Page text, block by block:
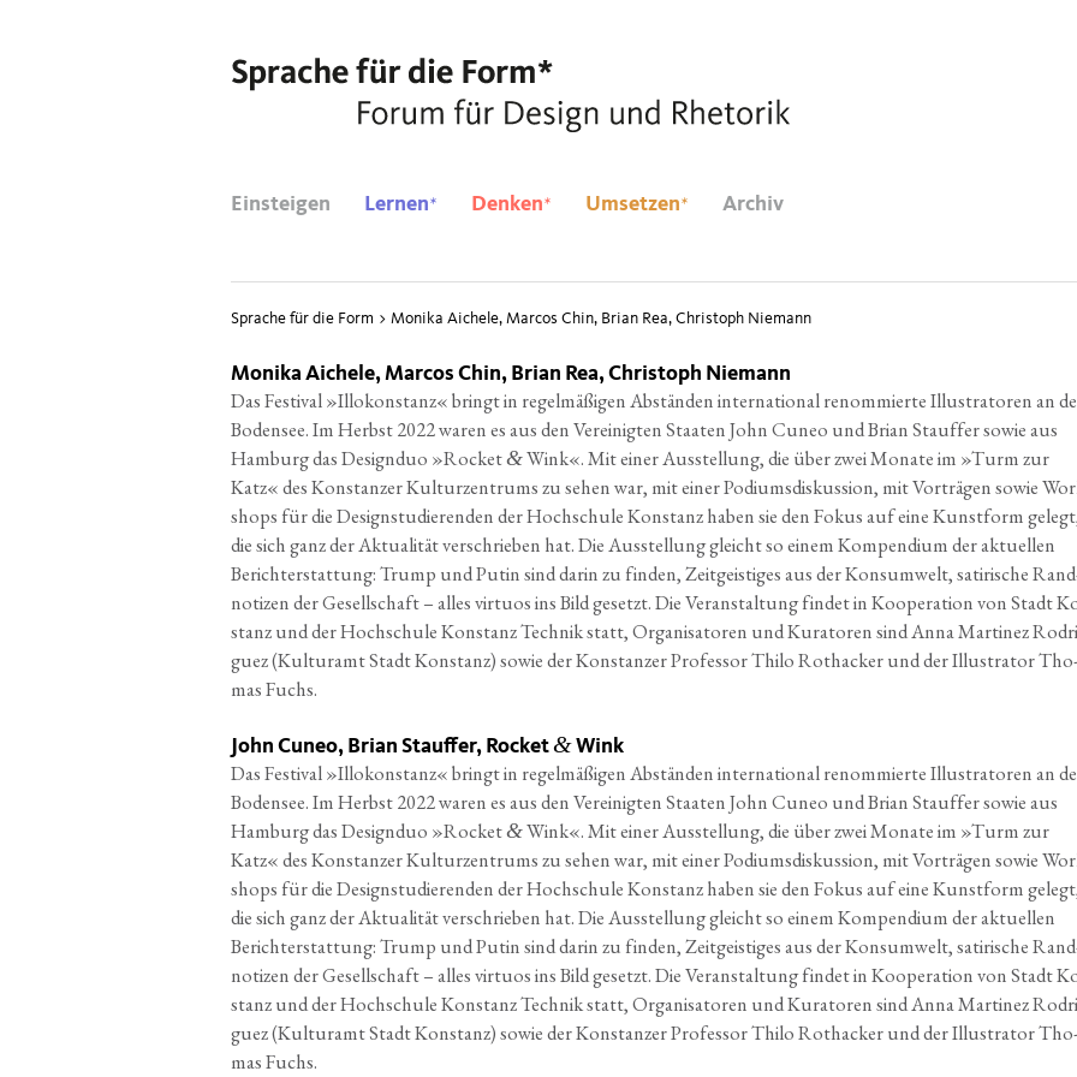
Einsteigen Lernen* Denken* Umsetzen* Archiv
Sprache für die Form > Monika Aichele, Marcos Chin, Brian Rea, Christoph Niemann
Monika Aichele, Marcos Chin, Brian Rea, Christoph Niemann
Das Fes­ti­val »Illo­kon­stanz« bringt in regel­mä­ßi­gen Abstän­den inter­na­tio­nalrenom­mier­te Illus­tra­to­ren an
Boden­see.Im Herbst 2022 waren es aus den Ver­ei­nig­tenStaa­ten John Cuneo und Bri­an Stauf­fer sowieaus
Ham­burg das Design­duo »Rocket&Wink«. Mit einer Aus­stel­lung, die über zweiMona­te im »Turm zur
Katz« des Kon­stan­zerKul­tur­zen­trums zu sehen war, mit einerPodi­ums­dis­kus­si­on, mit Vor­trä­gen sowie
shops für die Design­stu­die­ren­dender Hoch­schu­le Kon­stanz haben sie denFokus auf eine Kunst­form
die sichganz der Aktua­li­tät ver­schrie­ben hat. DieAus­stel­lung gleicht so einem Kom­pen­di­umder aktu­el­len
Bericht­erstat­tung: Trump undPutin sind dar­in zu fin­den, Zeit­geis­ti­ges ausder Kon­sum­welt, sati­ri­sche
no­ti­zen derGesell­schaft – alles vir­tu­os ins Bild gesetzt.Die Ver­an­stal­tung fin­det in Koope­ra­ti­onvon Stadt
stanz und der Hoch­schu­leKon­stanz Tech­nik statt, Orga­ni­sa­to­ren undKura­to­ren sind Anna Mar­ti­nez
guez(Kul­tur­amt Stadt Kon­stanz) sowie derKon­stan­zer Pro­fes­sor Thi­lo Roth­acker undder Illus­tra­tor Tho­
mas Fuchs.
John Cuneo, Brian Stauffer, Rocket&Wink
Das Fes­ti­val »Illo­kon­stanz« bringt in regel­mä­ßi­gen Abstän­den inter­na­tio­nal renom­mier­te Illus­tra­to­ren an
Boden­see. Im Herbst 2022 waren es aus den Ver­ei­nig­ten Staa­ten John Cuneo und Bri­an Stauf­fer sowie aus
Ham­burg das Design­duo »Rocket&Wink«. Mit einer Aus­stel­lung, die über zwei Mona­te im »Turm zur
Katz« des Kon­stan­zer Kul­tur­zen­trums zu sehen war, mit einer Podi­ums­dis­kus­si­on, mit Vor­trä­gen sowie
shops für die Design­stu­die­ren­den der Hoch­schu­le Kon­stanz haben sie den Fokus auf eine Kunst­form
die sich ganz der Aktua­li­tät ver­schrie­ben hat. Die Aus­stel­lung gleicht so einem Kom­pen­di­um der aktu­el­len
Bericht­erstat­tung: Trump und Putin sind dar­in zu fin­den, Zeit­geis­ti­ges aus der Kon­sum­welt, sati­ri­sche
no­ti­zen der Gesell­schaft – alles vir­tu­os ins Bild gesetzt. Die Ver­an­stal­tung fin­det in Koope­ra­ti­on von Stadt
stanz und der Hoch­schu­le Kon­stanz Tech­nik statt, Orga­ni­sa­to­ren und Kura­to­ren sind Anna Mar­ti­nez
guez (Kul­tur­amt Stadt Kon­stanz) sowie der Kon­stan­zer Pro­fes­sor Thi­lo Roth­acker und der Illus­tra­tor Tho­
mas Fuchs.